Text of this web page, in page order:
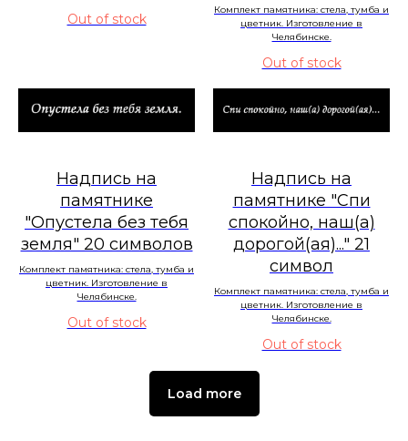
Out of stock
Комплект памятника: стела, тумба и
цветник. Изготовление в
Челябинске.
Out of stock
Надпись на
памятнике
"Опустела без тебя
земля" 20 символов
Комплект памятника: стела, тумба и
цветник. Изготовление в
Челябинске.
Out of stock
Надпись на
памятнике "Спи
спокойно, наш(а)
дорогой(ая)..." 21
символ
Комплект памятника: стела, тумба и
цветник. Изготовление в
Челябинске.
Out of stock
Load more